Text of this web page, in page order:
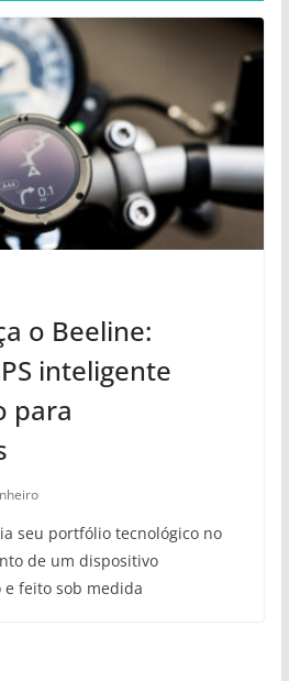
o Beeline:
inteligente
para
seu portfólio tecnológico no
de um dispositivo
feito sob medida